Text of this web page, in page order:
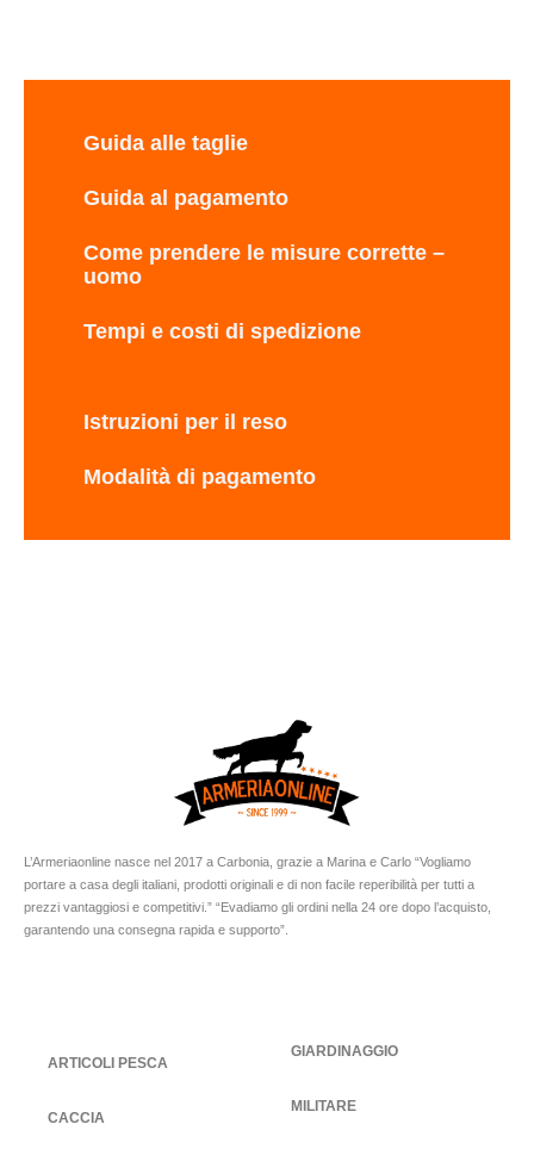
Guida alle taglie
Guida al pagamento
Come prendere le misure corrette –
uomo
Tempi e costi di spedizione
Istruzioni per il reso
Modalità di pagamento
L’Armeriaonline nasce nel 2017 a Carbonia, grazie a Marina e Carlo “Vogliamo
portare a casa degli italiani, prodotti originali e di non facile reperibilità per tutti a
prezzi vantaggiosi e competitivi.” “Evadiamo gli ordini nella 24 ore dopo l’acquisto,
garantendo una consegna rapida e supporto”.
ARTICOLI PESCA
CACCIA
GIARDINAGGIO
MILITARE